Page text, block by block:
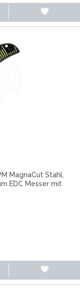
MagnaCut Stahl,
EDC Messer mit